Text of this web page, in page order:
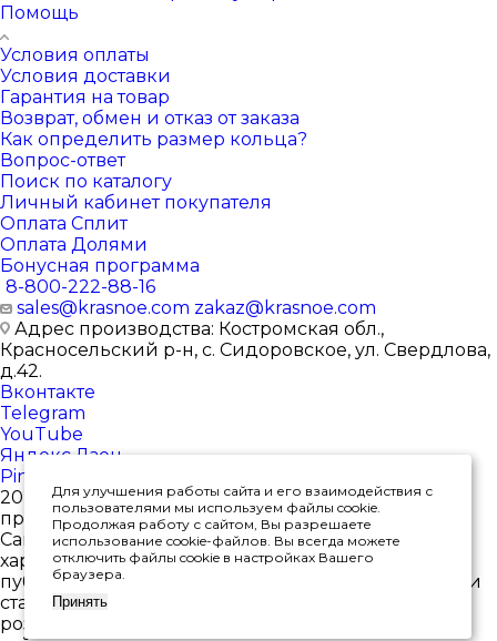
Помощь
Условия оплаты
Условия доставки
Гарантия на товар
Возврат, обмен и отказ от заказа
Как определить размер кольца?
Вопрос-ответ
Поиск по каталогу
Личный кабинет покупателя
Оплата Сплит
Оплата Долями
Бонусная программа
8-800-222-88-16
sales@krasnoe.com zakaz@krasnoe.com
Адрес производства: Костромская обл.,
Красносельский р-н, с. Сидоровское, ул. Свердлова,
д.42.
Вконтакте
Telegram
YouTube
Яндекс.Дзен
Pinterest
2026 © Интернет-магазин ювелирных изделий от
производителя
Сайт носит исключительно информационный
характер, и ни при каких условиях не является
публичной офертой, определяемой положениями
статьи 437(2) Гражданского кодекса РФ. *Цены в
розничных магазинах могут отличаться от цен на
Для улучшения работы сайта и его взаимодействия с
пользователями мы используем файлы cookie.
Продолжая работу с сайтом, Вы разрешаете
использование cookie-файлов. Вы всегда можете
отключить файлы cookie в настройках Вашего
браузера.
Принять